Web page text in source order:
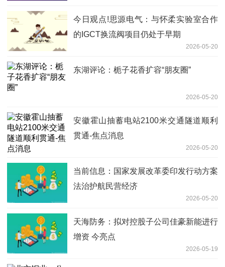
今日观点!思源电气：与怀柔实验室合作
的IGCT换流阀项目仍处于早期
2026-05-20
东湖评论：栀子花香扩容“朋友圈”
2026-05-20
安徽霍山抽蓄电站2100米交通隧道顺利
贯通-焦点消息
2026-05-20
当前信息：国家发展改革委印发行动方案
法治护航民营经济
2026-05-20
天海防务：拟对控股子公司佳豪新能进行
增资 今亮点
2026-05-19